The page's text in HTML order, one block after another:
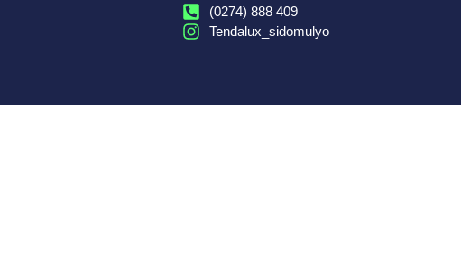
(0274) 888 409
Tendalux_sidomulyo